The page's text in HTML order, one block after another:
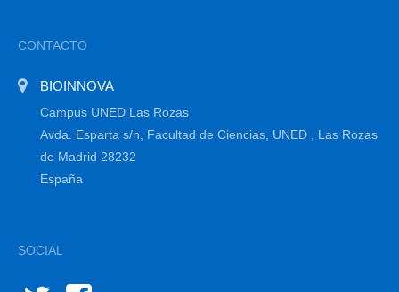
CONTACTO
BIOINNOVA
Campus UNED Las Rozas
Avda. Esparta s/n, Facultad de Ciencias, UNED , Las Rozas
de Madrid 28232
España
SOCIAL